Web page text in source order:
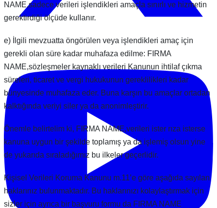
NAME,sadece verileri işlendikleri amaçla sınırlı ve hizmetin
gerektirdiği ölçüde kullanır.
e) İlgili mevzuatta öngörülen veya işlendikleri amaç için
gerekli olan süre kadar muhafaza edilme: FIRMA
NAME,sözleşmeler kaynaklı verileri Kanunun ihtilaf çıkma
süreleri, ticaret ve vergi hukukunun gereklilikleri kadar
bünyesinde muhafaza eder. Buna karşın bu amaçlar ortadan
kalktığında veriyi siler ya da anonimleştirir.
Önemle belirtelim ki, FIRMA NAME,verileri ister rıza isterse
kanuna uygun bir şekilde toplamış ya da işlemiş olsun yine
de yukarıda sıraladığımız bu ilkeler geçerlidir.
Kişisel Verileri Koruma Kanunu m.11’e göre aşağıda sayılan
haklarınız bulunmaktadır. Bu haklarınızı kolaylaştırmak için
sizler için ayrıca bir başvuru formu da FIRMA NAME